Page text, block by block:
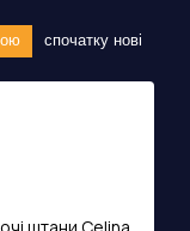
спочатку нові